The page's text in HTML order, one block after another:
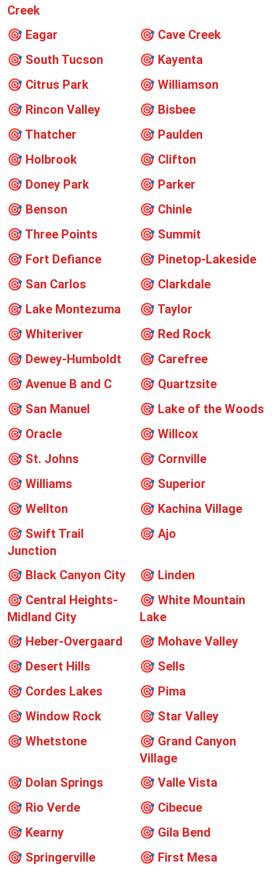
Creek
🎯 Eagar 🎯 Cave Creek
🎯 South Tucson 🎯 Kayenta
🎯 Citrus Park 🎯 Williamson
🎯 Rincon Valley 🎯 Bisbee
🎯 Thatcher 🎯 Paulden
🎯 Holbrook 🎯 Clifton
🎯 Doney Park 🎯 Parker
🎯 Benson 🎯 Chinle
🎯 Three Points 🎯 Summit
🎯 Fort Defiance 🎯 Pinetop-Lakeside
🎯 San Carlos 🎯 Clarkdale
🎯 Lake Montezuma 🎯 Taylor
🎯 Whiteriver 🎯 Red Rock
🎯 Dewey-Humboldt 🎯 Carefree
🎯 Avenue B and C 🎯 Quartzsite
🎯 San Manuel 🎯 Lake of the Woods
🎯 Oracle 🎯 Willcox
🎯 St. Johns 🎯 Cornville
🎯 Williams 🎯 Superior
🎯 Wellton 🎯 Kachina Village
🎯 Swift Trail
Junction
🎯 Ajo
🎯 Black Canyon City 🎯 Linden
🎯 Central Heights-
Midland City
🎯 White Mountain
Lake
🎯 Heber-Overgaard 🎯 Mohave Valley
🎯 Desert Hills 🎯 Sells
🎯 Cordes Lakes 🎯 Pima
🎯 Window Rock 🎯 Star Valley
🎯 Whetstone 🎯 Grand Canyon
Village
🎯 Dolan Springs 🎯 Valle Vista
🎯 Rio Verde 🎯 Cibecue
🎯 Kearny 🎯 Gila Bend
🎯 Springerville 🎯 First Mesa